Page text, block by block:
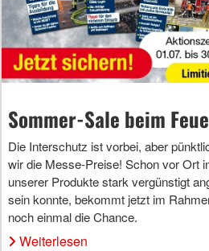
Sommer-Sale beim
Die Interschutz ist vorbei, aber
wir die Messe-Preise! Schon vor Ort
unserer Produkte stark vergünstigt
sein konnte, bekommt jetzt im
noch einmal die Chance.
Weiterlesen